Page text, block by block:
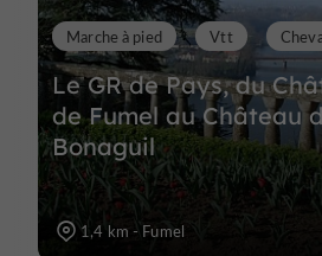
Le GR de Pays, du
de Fumel au Château
Bonaguil
Marche à pied Vtt
1,4 km - Fumel